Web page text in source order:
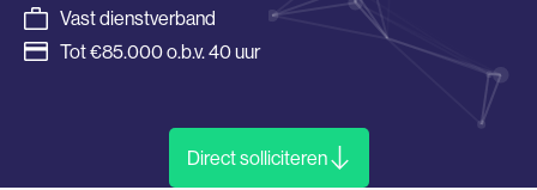
Vast dienstverband
Tot €85.000 o.b.v. 40 uur
Direct solliciteren